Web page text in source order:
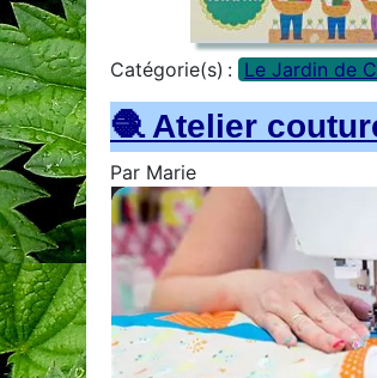
Catégorie(s) : Le Jardin de
🧶 Atelier
Par Marie